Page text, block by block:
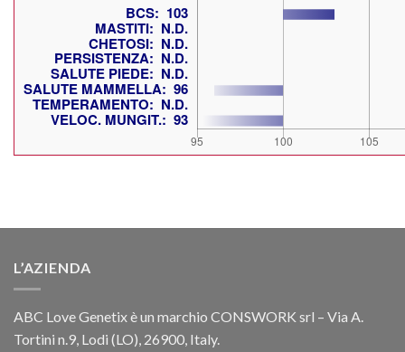
L’AZIENDA
ABC Love Genetix è un marchio CONSWORK srl – Via A.
Tortini n.9, Lodi (LO), 26900, Italy.